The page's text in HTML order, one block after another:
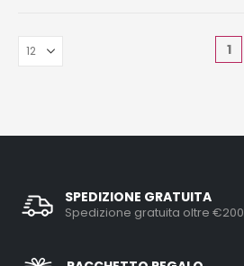
1
SPEDIZIONE GRATUITA
Spedizione gratuita oltre €200